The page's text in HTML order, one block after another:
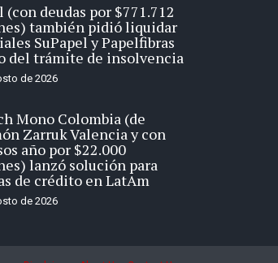
(con deudas por $771.712
también pidió liquidar
SuPapel y Papelfibras
del trámite de insolvencia
de 2026
Mono Colombia (de
Zarruk Valencia y con
año por $22.000
lanzó solución para
de crédito en LatAm
de 2026